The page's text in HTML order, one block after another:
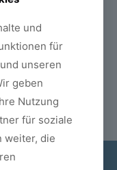
und
für
unseren
geben
Nutzung
für soziale
weiter, die